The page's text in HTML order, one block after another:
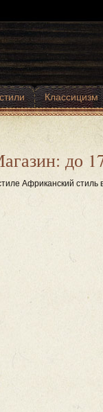
Классицизм
до
Африканский стиль